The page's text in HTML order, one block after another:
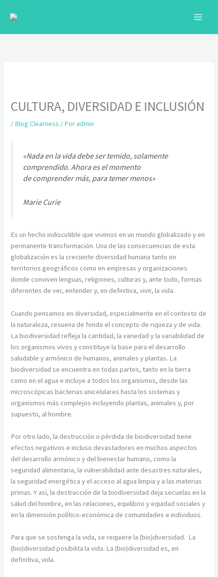
CULTURA, DIVERSIDAD E INCLUSIÓN
/ Blog Clearness / Poradmin
«Nada en la vida debe ser temido, solamente
comprendido. Ahora es el momento
de comprender más, para temer menos»
Marie Curie
Es un hecho indiscutible que vivimos en un mundo globalizado y en
permanente transformación. Una de las consecuencias de esta
globalización es la creciente diversidad humana tanto en
territorios geográficos como en empresas y organizaciones
donde conviven lenguas, religiones, culturas y, ante todo, formas
diferentes de ver, entender y, en definitiva, vivir, la vida.
Cuando pensamos en diversidad, especialmente en el contexto de
la naturaleza, resuena de fondo el concepto de riqueza y de vida.
La biodiversidad refleja la cantidad, la variedad y la variabilidad de
los organismos vivos y constituye la base para el desarrollo
saludable y armónico de humanos, animales y plantas. La
biodiversidad se encuentra en todas partes, tanto en la tierra
como en el agua e incluye a todos los organismos, desde las
microscópicas bacterias unicelulares hasta los sistemas y
organismos más complejos incluyendo plantas, animales y, por
supuesto, al hombre.
Por otro lado, la destrucción o pérdida de biodiversidad tiene
efectos negativos e incluso devastadores en muchos aspectos
del desarrollo armónico y del bienestar humano, como la
seguridad alimentaria, la vulnerabilidad ante desastres naturales,
la seguridad energética y el acceso al agua limpia y a las materias
primas. Y así, la destrucción de la biodiversidad deja secuelas en la
salud del hombre, en las relaciones, equilibrio y equidad sociales y
en la dimensión político-económica de comunidades e individuos.
Para que se sostenga la vida, se requiere la (bio)diversidad. La
(bio)diversidad posibilita la vida. La (bio)diversidad es, en
definitiva, vida.